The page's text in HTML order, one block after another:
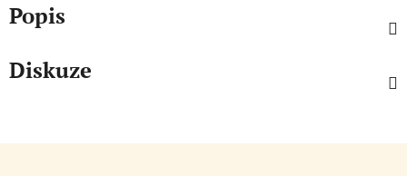
Popis
Diskuze